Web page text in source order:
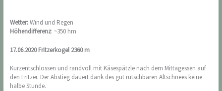
Wetter:Wind und Regen
Höhendifferenz: ~350 hm
17.06.2020 Fritzerkogel 2360 m
Kurzentschlossen und randvoll mit Käsespätzle nach dem Mittagessen auf
den Fritzer. Der Abstieg dauert dank des gut rutschbaren Altschnees keine
halbe Stunde.